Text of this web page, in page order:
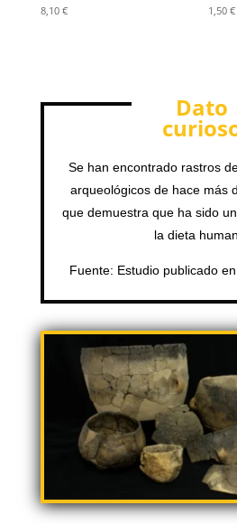
8,10 € 1,50€
Dato
Se han encontrado rastros
arqueológicos de hace más
que demuestra que ha sido
la dieta
Fuente: Estudio publicado